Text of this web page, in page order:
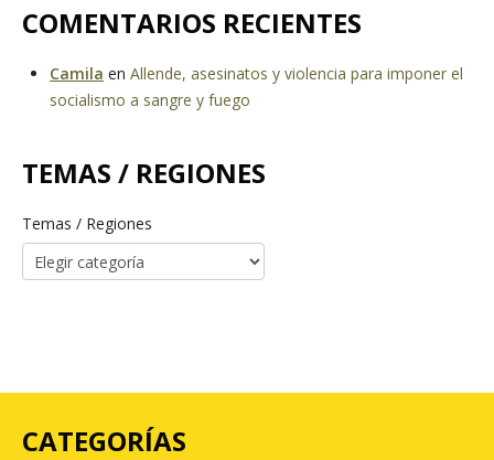
COMENTARIOS RECIENTES
Camila en Allende, asesinatos y violencia para imponer el
socialismo a sangre y fuego
TEMAS / REGIONES
Temas / Regiones
CATEGORÍAS